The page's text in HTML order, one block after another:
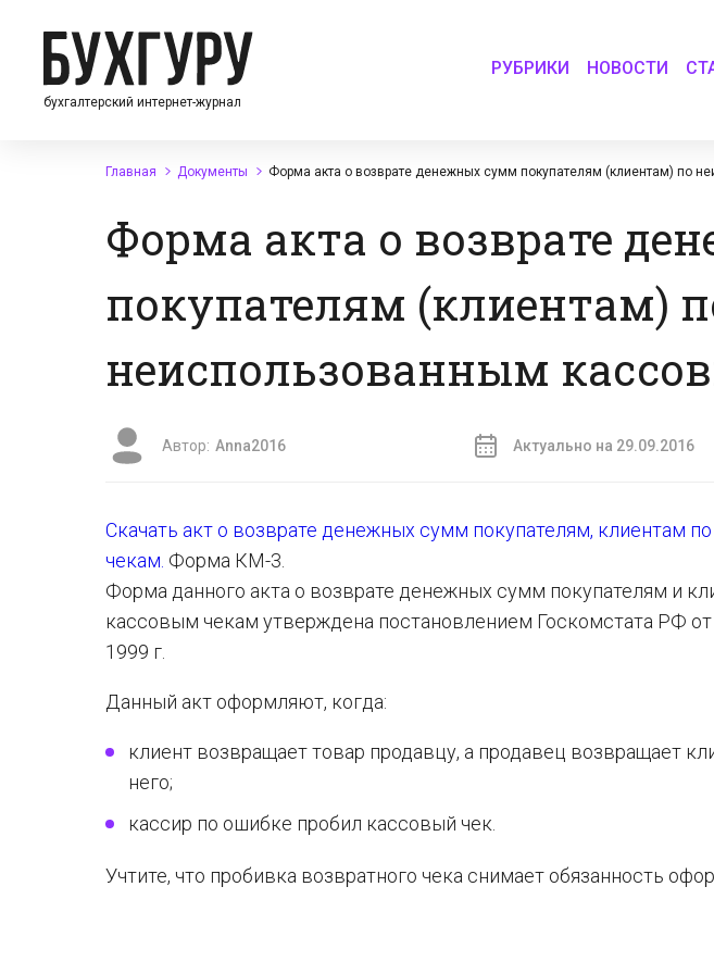
бухгалтерский интернет-журнал
РУБРИКИ НОВОСТИ
Главная Документы Форма акта о возврате денежных сумм покупателям (клиентам) по
Форма акта о возврате
покупателям (клиентам)
неиспользованным
Автор: Anna2016 Актуально на 29.09.2016
Скачать акт о возврате денежных сумм покупателям, клиентам
чекам. Форма КМ-3.
Форма данного акта о возврате денежных сумм покупателям и
кассовым чекам утверждена постановлением Госкомстата РФ
1999 г.
Данный акт оформляют, когда:
клиент возвращает товар продавцу, а продавец возвращает
него;
кассир по ошибке пробил кассовый чек.
Учтите, что пробивка возвратного чека снимает обязанность